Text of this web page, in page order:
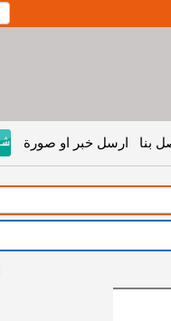
بنا ارسل خبر او صورة